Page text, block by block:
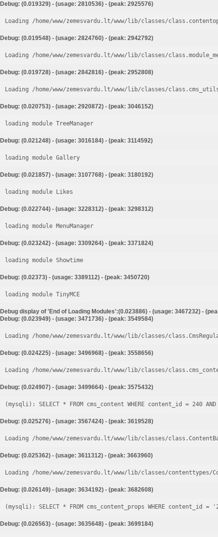
Debug: (0.019329) - (usage: 2810536) - (peak: 2925576)
Loading /home/www/zemesvardu.lt/www/lib/classes/
Debug: (0.019548) - (usage: 2824760) - (peak: 2942792)
Loading /home/www/zemesvardu.lt/www/lib/classes/
Debug: (0.019728) - (usage: 2842816) - (peak: 2952808)
Loading /home/www/zemesvardu.lt/www/lib/classes/
Debug: (0.020753) - (usage: 2920872) - (peak: 3046152)
loading module TreeManager
Debug: (0.021248) - (usage: 3016184) - (peak: 3114592)
loading module Gallery
Debug: (0.021857) - (usage: 3107768) - (peak: 3180192)
loading module Likes
Debug: (0.022744) - (usage: 3228312) - (peak: 3298312)
loading module MenuManager
Debug: (0.023242) - (usage: 3309264) - (peak: 3371824)
loading module Showtime
Debug: (0.02373) - (usage: 3389112) - (peak: 3450720)
loading module TinyMCE
Debug display of 'End of Loading Modules':(0.023886) - (usage: 3467232) -
Debug: (0.023949) - (usage: 3471736) - (peak: 3549584)
Loading /home/www/zemesvardu.lt/www/lib/classes/
Debug: (0.024225) - (usage: 3496968) - (peak: 3558656)
Loading /home/www/zemesvardu.lt/www/lib/classes/
Debug: (0.024907) - (usage: 3499664) - (peak: 3575432)
Debug: (0.025276) - (usage: 3567424) - (peak: 3619528)
Loading /home/www/zemesvardu.lt/www/lib/classes/
Debug: (0.025362) - (usage: 3611312) - (peak: 3663960)
Loading /home/www/zemesvardu.lt/www/lib/classes/
Debug: (0.026149) - (usage: 3634192) - (peak: 3682608)
Debug: (0.026563) - (usage: 3635648) - (peak: 3699184)